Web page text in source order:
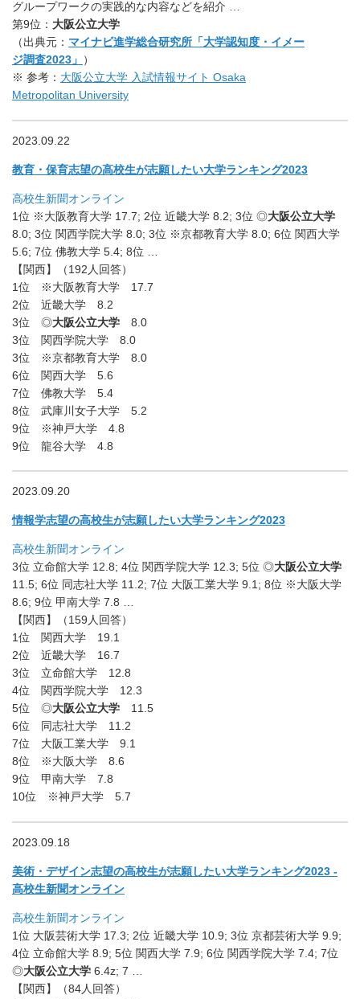
グループワークの実践的な内容などを紹介 …
第9位： 大阪公立大学
（出典元： マイナビ進学総合研究所「大学認知度・イメー
ジ調査2023」 ）
※ 参考： 大阪公立大学 入試情報サイト Osaka
Metropolitan University
2023.09.22
教育・保育志望の高校生が志願したい大学ランキング2023
高校生新聞オンライン
1位 ※大阪教育大学 17.7; 2位 近畿大学 8.2; 3位 ◎大阪公立大学
8.0; 3位 関西学院大学 8.0; 3位 ※京都教育大学 8.0; 6位 関西大学
5.6; 7位 佛教大学 5.4; 8位 …
【関西】（192人回答）
1位 ※大阪教育大学 17.7
2位 近畿大学 8.2
3位 ◎大阪公立大学 8.0
3位 関西学院大学 8.0
3位 ※京都教育大学 8.0
6位 関西大学 5.6
7位 佛教大学 5.4
8位 武庫川女子大学 5.2
9位 ※神戸大学 4.8
9位 龍谷大学 4.8
2023.09.20
情報学志望の高校生が志願したい大学ランキング2023
高校生新聞オンライン
3位 立命館大学 12.8; 4位 関西学院大学 12.3; 5位 ◎大阪公立大学
11.5; 6位 同志社大学 11.2; 7位 大阪工業大学 9.1; 8位 ※大阪大学
8.6; 9位 甲南大学 7.8 …
【関西】（159人回答）
1位 関西大学 19.1
2位 近畿大学 16.7
3位 立命館大学 12.8
4位 関西学院大学 12.3
5位 ◎大阪公立大学 11.5
6位 同志社大学 11.2
7位 大阪工業大学 9.1
8位 ※大阪大学 8.6
9位 甲南大学 7.8
10位 ※神戸大学 5.7
2023.09.18
美術・デザイン志望の高校生が志願したい大学ランキング2023 -
高校生新聞オンライン
高校生新聞オンライン
1位 大阪芸術大学 17.3; 2位 近畿大学 10.9; 3位 京都芸術大学 9.9;
4位 立命館大学 8.9; 5位 関西大学 7.9; 6位 関西学院大学 7.4; 7位
◎大阪公立大学 6.4z; 7 …
【関西】（84人回答）